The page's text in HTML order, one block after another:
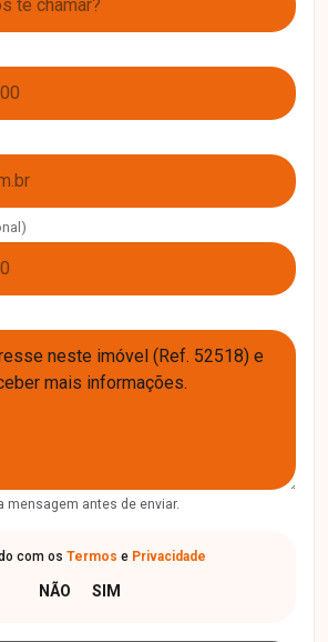
mensagem antes de enviar.
com os Termos e Privacidade